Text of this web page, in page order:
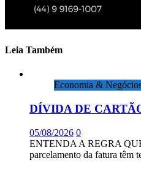
Leia Também
Economia &
DÍVIDA DE
05/08/2026 0
ENTENDA A REGRA
parcelamento da fatura têm